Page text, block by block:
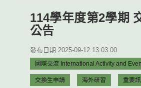
114學年度第2學期
公告
發布日期 2025-09-12 13:03:00
國際交流 International Activity and
交換生申請 海外研習 重要